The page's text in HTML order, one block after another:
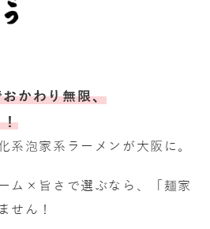
かわり無限、
！
系泡家系ラーメンが大阪に。
ム×旨さで選ぶなら、
「麺家
せん！